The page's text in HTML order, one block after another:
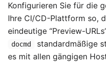
Konfigurieren Sie für die
Ihre CI/CD-Plattform so,
eindeutige “Preview-
docmd
standardmäßige
es mit allen gängigen